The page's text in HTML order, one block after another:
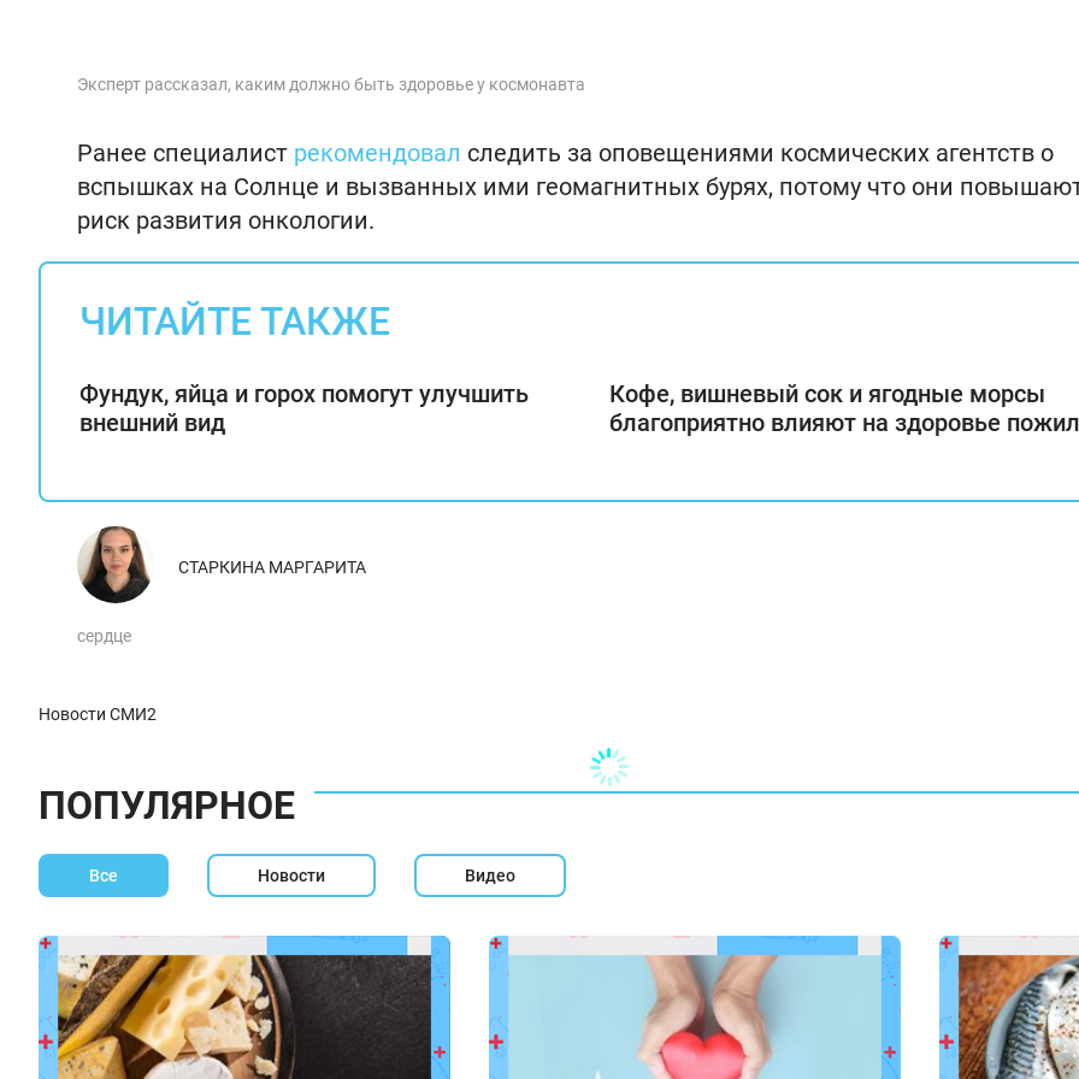
Эксперт рассказал, каким должно быть здоровье у космонавта
Ранее специалист рекомендовал следить за оповещениями космических агентств о
вспышках на Солнце и вызванных ими геомагнитных бурях, потому что они
риск развития онкологии.
ЧИТАЙТЕ ТАКЖЕ
Фундук, яйца и горох помогут улучшить
внешний вид
Кофе, вишневый сок и ягодные морсы
благоприятно влияют на здоровье
СТАРКИНА МАРГАРИТА
сердце
Новости СМИ2
ПОПУЛЯРНОЕ
Все Новости Видео